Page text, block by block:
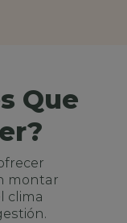
Que
montar
clima